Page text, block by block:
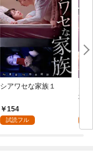
シアワセな家族１
154
試読フル
地